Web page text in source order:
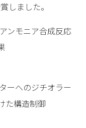
しました。
ンモニア合成反応
ーへのジチオラー
た構造制御